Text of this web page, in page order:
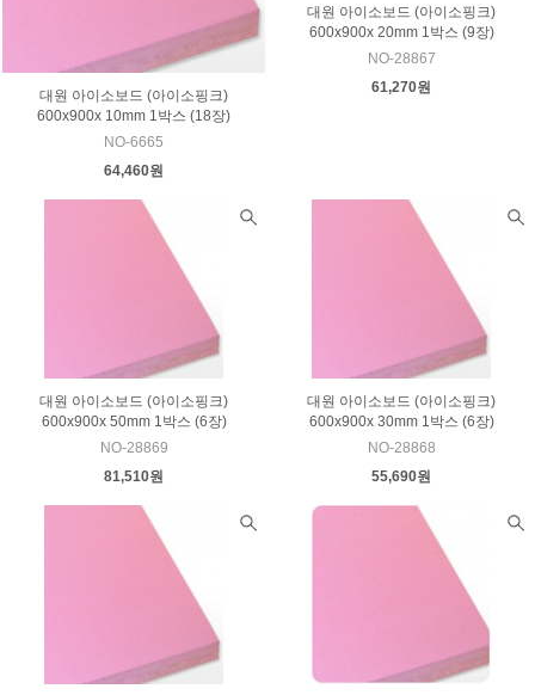
대원 아이소보드 (아이소핑크)
600x900x 10mm 1박스 (18장)
NO-6665
64,460원
대원 아이소보드 (아이소핑크)
600x900x 20mm 1박스 (9장)
NO-28867
61,270원
대원 아이소보드 (아이소핑크)
600x900x 50mm 1박스 (6장)
NO-28869
81,510원
대원 아이소보드 (아이소핑크)
600x900x 30mm 1박스 (6장)
NO-28868
55,690원